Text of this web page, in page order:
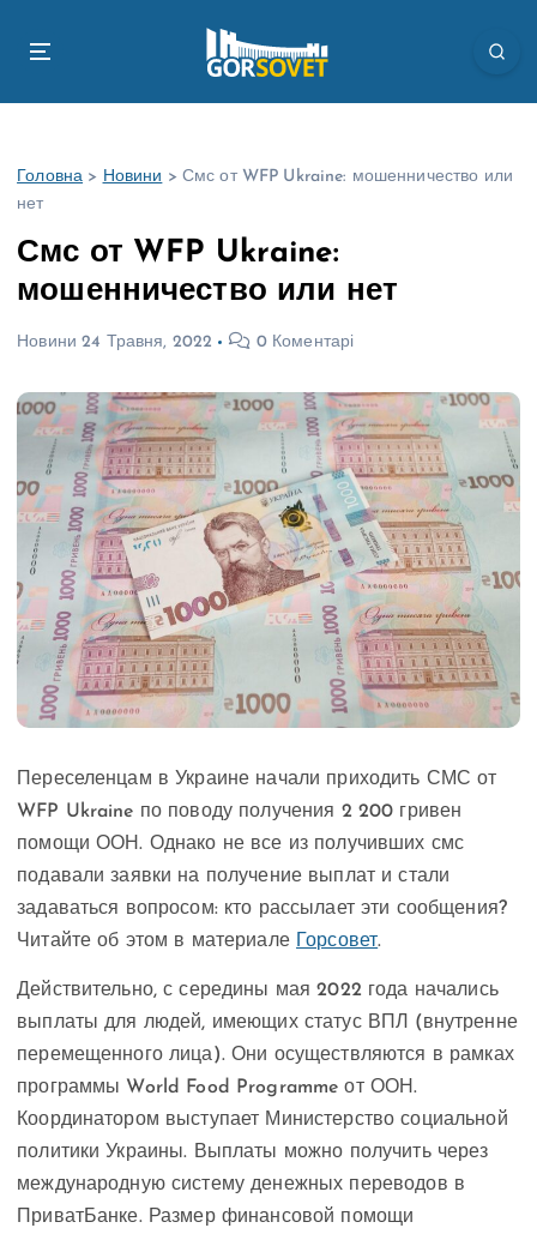
Головна > Новини > Смс от WFP Ukraine: мошенничество или
нет
Смс от WFP Ukraine:
мошенничество или нет
Новини 24 Травня, 2022 0 Коментарі
Переселенцам в Украине начали приходить СМС от
WFP Ukraine по поводу получения 2 200 гривен
помощи ООН. Однако не все из получивших смс
подавали заявки на получение выплат и стали
задаваться вопросом: кто рассылает эти сообщения?
Читайте об этом в материале
Горсовет.
Действительно, с середины мая 2022 года начались
выплаты для людей, имеющих статус ВПЛ (внутренне
перемещенного лица). Они осуществляются в рамках
программы World Food Programme от ООН.
Координатором выступает Министерство социальной
политики Украины. Выплаты можно получить через
международную систему денежных переводов в
ПриватБанке. Размер финансовой помощи